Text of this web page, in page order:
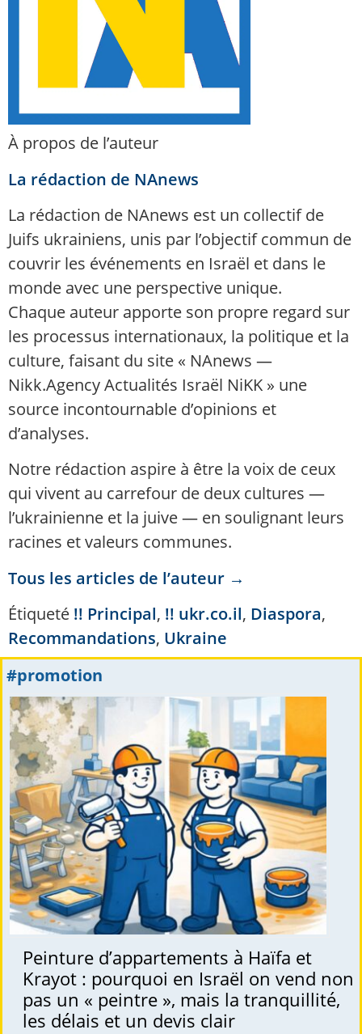
À propos de l’auteur
La rédaction de NAnews
La rédaction de NAnews est un collectif de
Juifs ukrainiens, unis par l’objectif commun de
couvrir les événements en Israël et dans le
monde avec une perspective unique.
Chaque auteur apporte son propre regard sur
les processus internationaux, la politique et la
culture, faisant du site « NAnews —
Nikk.Agency Actualités Israël NiKK » une
source incontournable d’opinions et
d’analyses.
Notre rédaction aspire à être la voix de ceux
qui vivent au carrefour de deux cultures —
l’ukrainienne et la juive — en soulignant leurs
racines et valeurs communes.
Tous les articles de l’auteur →
Étiqueté !! Principal, !! ukr.co.il, Diaspora,
Recommandations, Ukraine
#promotion
Peinture d’appartements à Haïfa et
Krayot : pourquoi en Israël on vend non
pas un « peintre », mais la tranquillité,
les délais et un devis clair